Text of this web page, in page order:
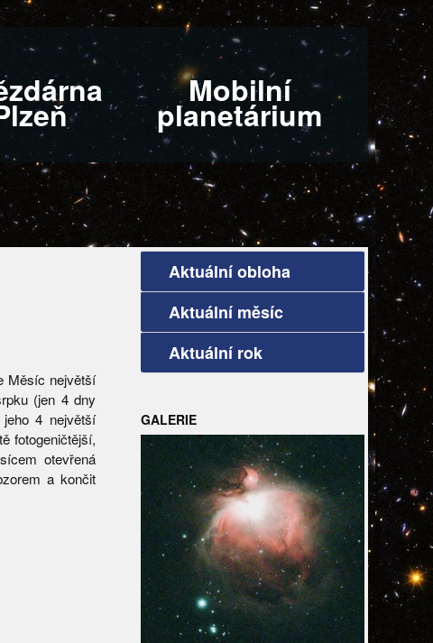
Mobilní
planetárium
Měsíc největší
(jen 4 dny
4 největší
fotogeničtější,
otevřená
a končit
Aktuální obloha
Aktuální měsíc
Aktuální rok
GALERIE